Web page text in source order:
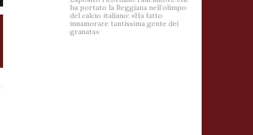
ha portato la Reggiana nell’olimpo
del calcio italiano: «Ha fatto
innamorare tantissima gente dei
granata»